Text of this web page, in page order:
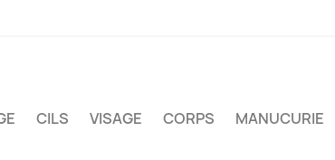
CILS VISAGE CORPS MANUCURIE